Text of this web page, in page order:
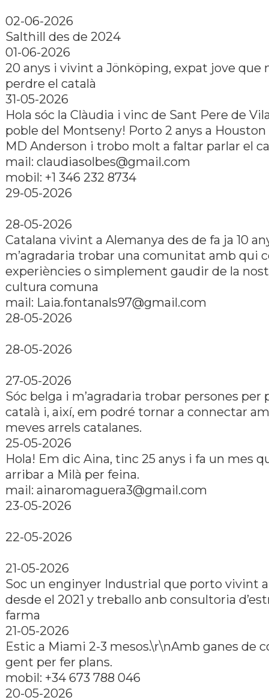
02-06-2026
Salthill des de 2024
01-06-2026
20 anys i vivint a Jönköping, expat jove que
perdre el català
31-05-2026
Hola sóc la Clàudia i vinc de Sant Pere de
poble del Montseny! Porto 2 anys a
MD Anderson i trobo molt a faltar parlar el
mail: claudiasolbes@gmail.com
mobil: +1 346 232 8734
29-05-2026
28-05-2026
Catalana vivint a Alemanya des de fa ja 10
m’agradaria trobar una comunitat amb qui
experiències o simplement gaudir de la
cultura comuna
mail: Laia.fontanals97@gmail.com
28-05-2026
28-05-2026
27-05-2026
Sóc belga i m’agradaria trobar persones per
català i, així, em podré tornar a connectar
meves arrels catalanes.
25-05-2026
Hola! Em dic Aina, tinc 25 anys i fa un mes
arribar a Milà per feina.
mail: ainaromaguera3@gmail.com
23-05-2026
22-05-2026
21-05-2026
Soc un enginyer Industrial que porto vivint
desde el 2021 y treballo anb consultoria
farma
21-05-2026
Estic a Miami 2-3 mesos.\r\nAmb ganes de
gent per fer plans.
mobil: +34 673 788 046
20-05-2026